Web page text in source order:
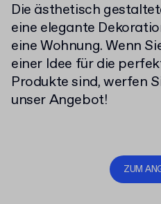
Die ästhetisch
eine elegante
eine Wohnung. Wenn
einer Idee für die
Produkte sind, werfen
unser Angebot!
ZUM